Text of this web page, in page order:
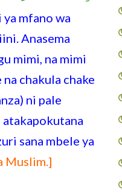
mfano wa
Anasema
mimi, na mimi
chakula chake
ni pale
atakapokutana
sana mbele ya
Muslim.]